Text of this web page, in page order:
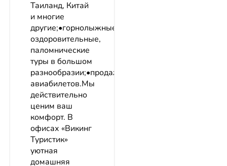
Таиланд, Китай
и многие
другие;•горнолыжные,
оздоровительные,
паломнические
туры в большом
разнообразии;•продажа
авиабилетов.Мы
действительно
ценим ваш
комфорт. В
офисах «Викинг
Туристик»
уютная
домашняя